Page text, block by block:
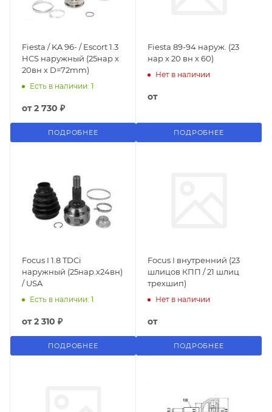
Fiesta / KA 96- / Escort 1.3
HCS наружный (25нар х
20вн х D=72mm)
Есть в наличии: 1
от2 730 ₽
ПОДРОБНЕЕ
Fiesta 89-94 наруж. (23
нар х 20 вн х 60)
Нет в наличии
от
ПОДРОБНЕЕ
Focus I 1.8 TDCi
наружный (25нар.х24вн)
/ USA
Есть в наличии: 1
от2 310 ₽
ПОДРОБНЕЕ
Focus I внутренний (23
шлицов КПП / 21 шлиц
трехшип)
Нет в наличии
от
ПОДРОБНЕЕ